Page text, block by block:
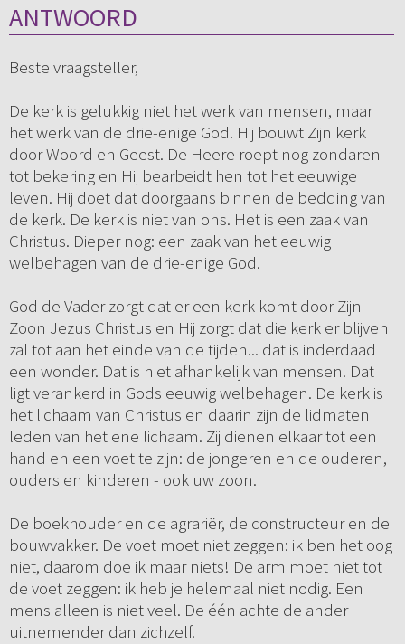
ANTWOORD
Beste vraagsteller,
De kerk is gelukkig niet het werk van mensen, maar
het werk van de drie-enige God. Hij bouwt Zijn kerk
door Woord en Geest. De Heere roept nog zondaren
tot bekering en Hij bearbeidt hen tot het eeuwige
leven. Hij doet dat doorgaans binnen de bedding van
de kerk. De kerk is niet van ons. Het is een zaak van
Christus. Dieper nog: een zaak van het eeuwig
welbehagen van de drie-enige God.
God de Vader zorgt dat er een kerk komt door Zijn
Zoon Jezus Christus en Hij zorgt dat die kerk er blijven
zal tot aan het einde van de tijden... dat is inderdaad
een wonder. Dat is niet afhankelijk van mensen. Dat
ligt verankerd in Gods eeuwig welbehagen. De kerk is
het lichaam van Christus en daarin zijn de lidmaten
leden van het ene lichaam. Zij dienen elkaar tot een
hand en een voet te zijn: de jongeren en de ouderen,
ouders en kinderen - ook uw zoon.
De boekhouder en de agrariër, de constructeur en de
bouwvakker. De voet moet niet zeggen: ik ben het oog
niet, daarom doe ik maar niets! De arm moet niet tot
de voet zeggen: ik heb je helemaal niet nodig. Een
mens alleen is niet veel. De één achte de ander
uitnemender dan zichzelf.